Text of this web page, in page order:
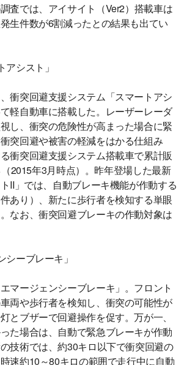
査では、アイサイト（Ver2）搭載車は
生件数が6割減ったとの結果も出てい
シスト」
衝突回避支援システム「スマートアシ
軽自動車に搭載した。レーザーレーダ
し、衝突の危険性が高まった場合に緊
突回避や被害の軽減をはかる仕組み
衝突回避支援システム搭載車で累計販
2015年3月時点）。昨年登場した最新
II」では、自動ブレーキ機能が作動する
あり）、新たに歩行者を検知する単眼
なお、衝突回避ブレーキの作動対象は
ーブレーキ」
マージェンシーブレーキ」。フロント
両や歩行者を検知し、衝突の可能性が
とブザーで回避操作を促す。万が一、
た場合は、自動で緊急ブレーキが作動
技術では、約30キロ以下で衝突回避の
速約10～80キロの範囲で走行中に自動